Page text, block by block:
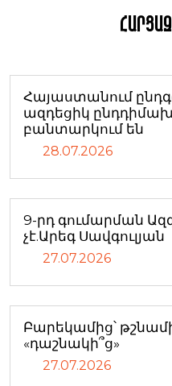
Հայաստանում
ազդեցիկ
բանտարկում են
28.07.2026
9-րդ գումարման
չէ.Արեգ Սավգուլյան
27.07.2026
Բարեկամից՝
«դաշնակի՞ց»
27.07.2026